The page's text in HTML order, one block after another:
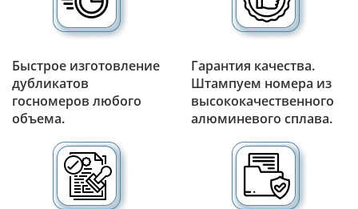
Быстрое изготовление
дубликатов
госномеров любого
объема.
Гарантия качества.
Штампуем номера из
высококачественного
алюминевого сплава.